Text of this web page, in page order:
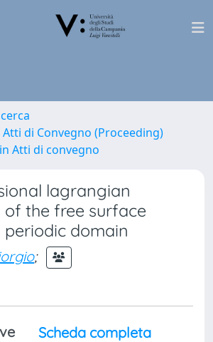
di Convegno (Proceeding)
Atti di convegno
lagrangian
of the free surface
domain
;
Scheda completa